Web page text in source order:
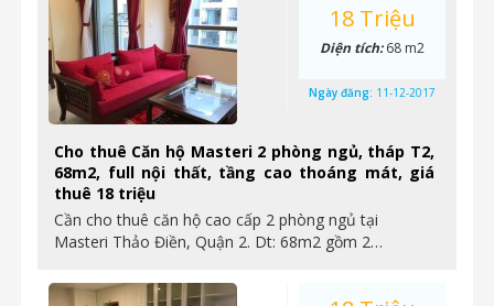
Cho thuê Căn hộ Masteri 2 phòng ngủ, tháp T2,
68m2, full nội thất, tầng cao thoáng mát, giá
thuê 18 triệu
Cần cho thuê căn hộ cao cấp 2 phòng ngủ tại
Masteri Thảo Điền, Quận 2. Dt: 68m2 gồm 2…
18 Triệu
Diện tích:68 m2
Ngày đăng: 11-12-2017